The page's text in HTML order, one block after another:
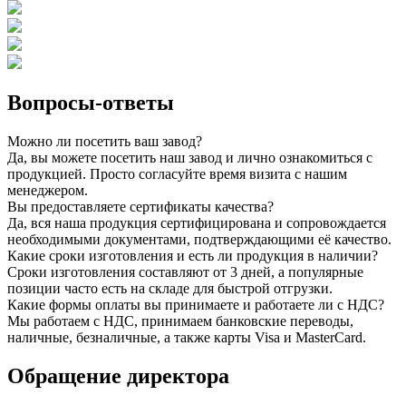
Вопросы-ответы
Можно ли посетить ваш завод?
Да, вы можете посетить наш завод и лично ознакомиться с
продукцией. Просто согласуйте время визита с нашим
менеджером.
Вы предоставляете сертификаты качества?
Да, вся наша продукция сертифицирована и сопровождается
необходимыми документами, подтверждающими её качество.
Какие сроки изготовления и есть ли продукция в наличии?
Сроки изготовления составляют от 3 дней, а популярные
позиции часто есть на складе для быстрой отгрузки.
Какие формы оплаты вы принимаете и работаете ли с НДС?
Мы работаем с НДС, принимаем банковские переводы,
наличные, безналичные, а также карты Visa и MasterCard.
Обращение директора